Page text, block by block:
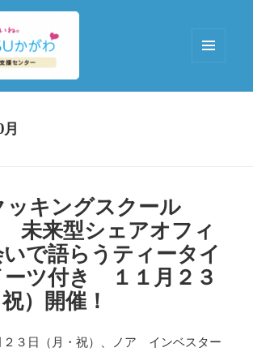
キングスクール
未来型シェアオフィ
で語らうティータイ
ーツ付き １１月２３
）開催！
２３日（月・祝）、ノア インベスター